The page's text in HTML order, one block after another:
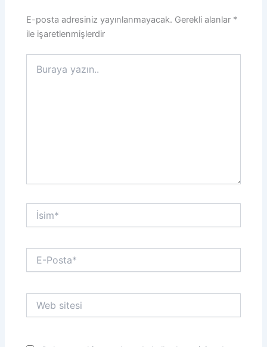
E-posta adresiniz yayınlanmayacak. Gerekli alanlar *
ile işaretlenmişlerdir
yazın..
İsim*
Posta*
sitesi